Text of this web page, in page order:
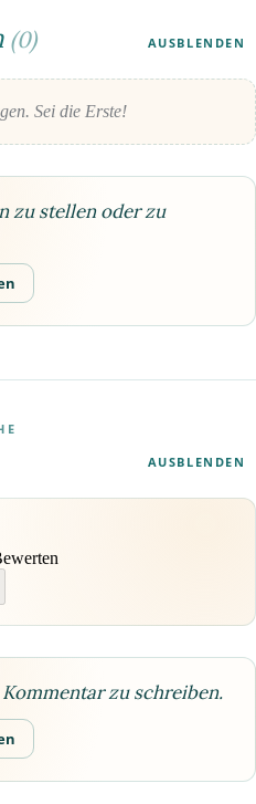
(0) AUSBLENDEN
Sei die Erste!
zu stellen oder zu
AUSBLENDEN
zu schreiben.